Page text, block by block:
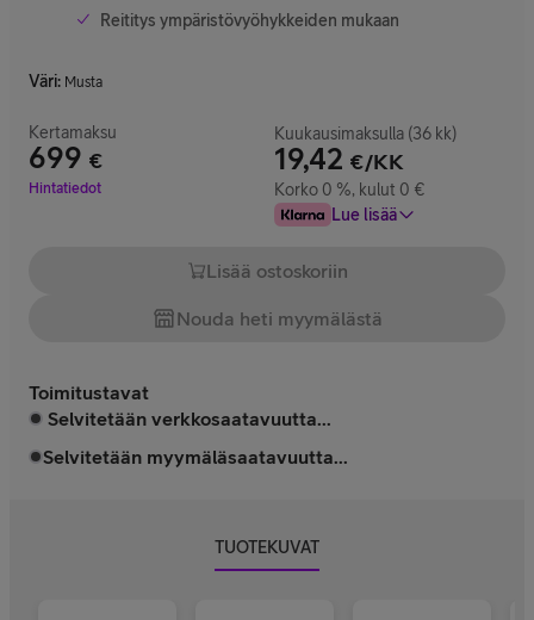
Reititys ympäristövyöhykkeiden mukaan
Väri: Musta
Kertamaksu
699 €
Hinta 699 €
Hintatiedot
Kuukausimaksulla (36 kk)
19,42 €/KK
Korko 0 %, kulut 0 €
Lue lisää
Lisää ostoskoriin
Nouda heti myymälästä
Toimitustavat
Selvitetään verkkosaatavuutta...
Selvitetään myymäläsaatavuutta...
TUOTEKUVAT